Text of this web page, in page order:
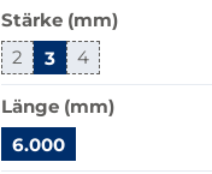
verfügbar.
Bei
Klick
wechselt
der
Filter
Stärke (mm)
2 3 4
Länge (mm)
6.000